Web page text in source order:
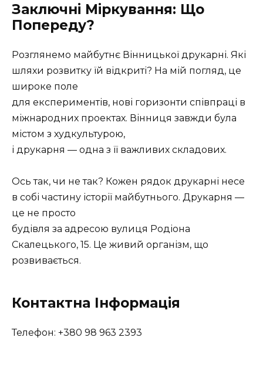
Заключні Міркування: Що
Попереду?
Розглянемо майбутнє Вінницької друкарні. Які
шляхи розвитку їй відкриті? На мій погляд, це
широке поле
для експериментів, нові горизонти співпраці в
міжнародних проектах. Вінниця завжди була
містом з худкультурою,
і друкарня — одна з її важливих складових.
Ось так, чи не так? Кожен рядок друкарні несе
в собі частину історії майбутнього. Друкарня —
це не просто
будівля за адресою вулиця Родіона
Скалецького, 15. Це живий організм, що
розвивається.
Контактна Інформація
Телефон: +380 98 963 2393